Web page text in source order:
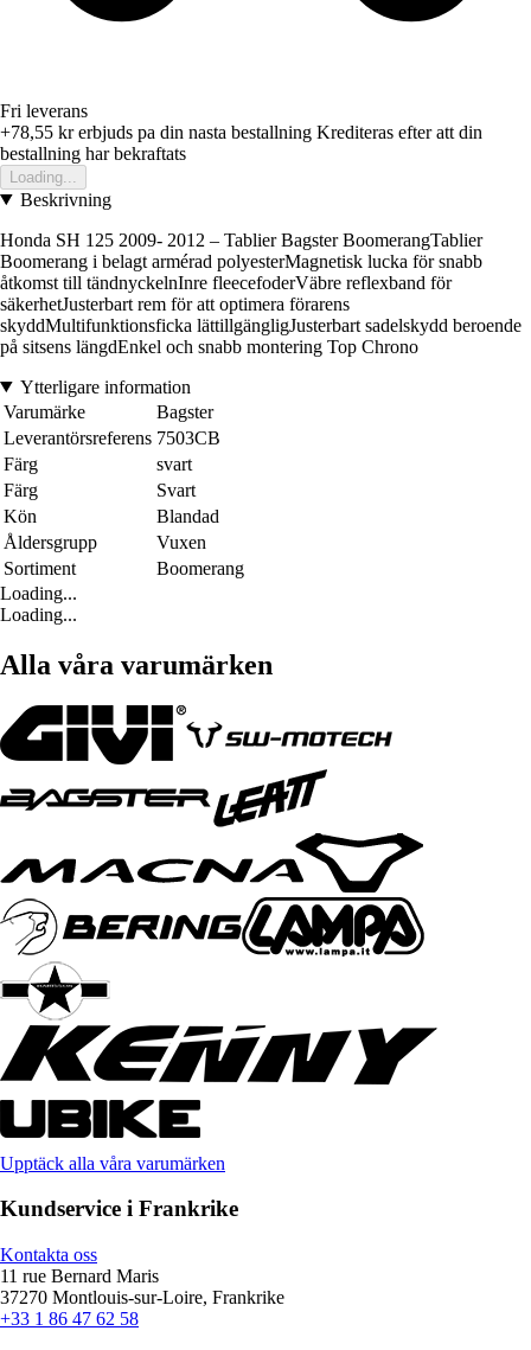
Fri leverans
+78,55 krerbjuds pa din nasta bestallning Krediteras efter att din
bestallning har bekraftats
Loading...
Beskrivning
Honda SH 125 2009- 2012 – Tablier Bagster BoomerangTablier
Boomerang i belagt armérad polyesterMagnetisk lucka för snabb
åtkomst till tändnyckelnInre fleecefoderVäbre reflexband för
säkerhetJusterbart rem för att optimera förarens
skyddMultifunktionsficka lättillgängligJusterbart sadelskydd beroende
på sitsens längdEnkel och snabb montering Top Chrono
Ytterligare information
Varumärke
Bagster
Leverantörsreferens 7503CB
Färg
svart
Färg
Svart
Kön
Blandad
Åldersgrupp
Vuxen
Sortiment
Boomerang
Loading...
Loading...
Alla våra varumärken
Upptäck alla våra varumärken
Kundservice i Frankrike
Kontakta oss
11 rue Bernard Maris
37270 Montlouis-sur-Loire, Frankrike
+33 1 86 47 62 58